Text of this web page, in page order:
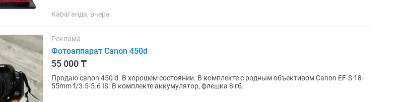
Караганда, вчера
Реклама
Фотоаппарат Canon 450d
55 000 ₸
Продаю canon 450 d. В хорошем состоянии. В комплекте с родным объективом Canon EF-S 18-
55mm f/3.5-5.6 IS. В комплекте аккумулятор, флешка 8 гб.